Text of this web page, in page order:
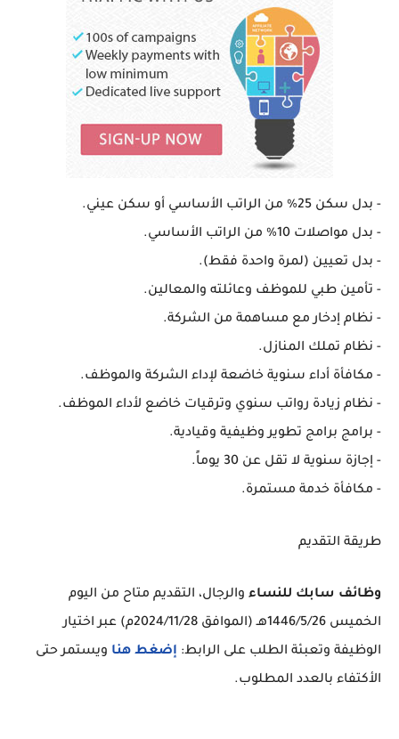
- بدل سكن 25% من الراتب الأساسي أو سكن عيني.
- بدل مواصلات 10% من الراتب الأساسي.
- بدل تعيين (لمرة واحدة فقط).
- تأمين طبي للموظف وعائلته والمعالين.
- نظام إدخار مع مساهمة من الشركة.
- نظام تملك المنازل.
- مكافأة أداء سنوية خاضعة لإداء الشركة والموظف.
- نظام زيادة رواتب سنوي وترقيات خاضع لأداء الموظف.
- برامج برامج تطوير وظيفية وقيادية.
- إجازة سنوية لا تقل عن 30 يوماً.
- مكافأة خدمة مستمرة.
طريقة التقديم
وظائف سابك للنساء والرجال، التقديم متاح من اليوم
الخميس 1446/5/26هـ (الموافق 2024/11/28م) عبر اختيار
الوظيفة وتعبئة الطلب على الرابط: إضغط هنا ويستمر حتى
الأكتفاء بالعدد المطلوب. ‏